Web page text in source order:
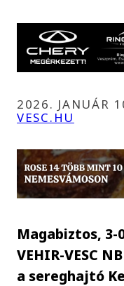
2026. JANUÁR
VESC.HU
Magabiztos,
VEHIR-VESC
a sereghajtó